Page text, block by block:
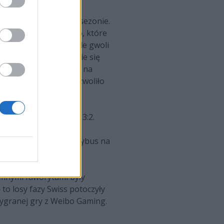
okres w zeszłym sezonie.
lekarstwem na zło, które
wszystko pamięta, ale gwoli
G2. Potem potknięcie się
i uplasowanie się na
trzeciej lokaty pozwoliło
EXCEL ESPORTS 3:2.
zatrzymało
bez dwóch zdań Trybus na
faworytami były
losy fazy Swiss potoczyły
gry z Weibo Gaming.